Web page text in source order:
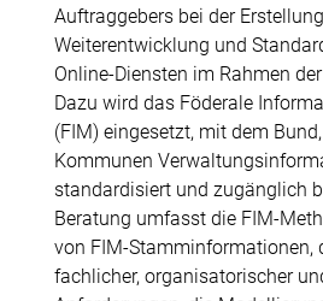
Auftraggebers bei der
Weiterentwicklung und
Online-Diensten im Rahmen
Dazu wird das Föderale
(FIM) eingesetzt, mit dem
Kommunen
standardisiert und zugänglich
Beratung umfasst die FIM-
von FIM-Stamminformationen,
fachlicher, organisatorischer